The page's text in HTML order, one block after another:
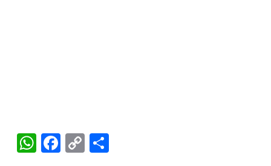
W F
C